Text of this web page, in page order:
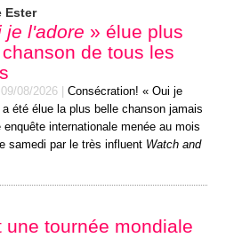
Ester
je l'adore » élue plus
de tous les
09/08/2026
Consécration! « Oui je
a été élue la plus belle chanson jamais
internationale menée au mois
samedi par le très influent Watch and
tournée mondiale